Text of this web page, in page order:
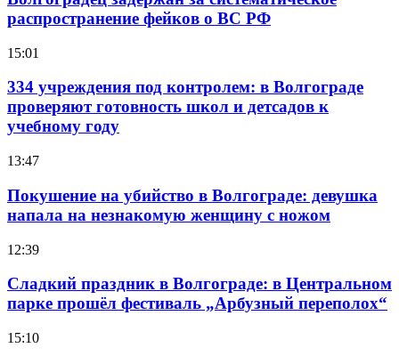
распространение фейков о ВС РФ
15:01
334 учреждения под контролем: в Волгограде
проверяют готовность школ и детсадов к
учебному году
13:47
Покушение на убийство в Волгограде: девушка
напала на незнакомую женщину с ножом
12:39
Сладкий праздник в Волгограде: в Центральном
парке прошёл фестиваль „Арбузный переполох“
15:10